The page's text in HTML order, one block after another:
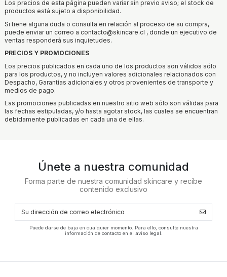
Los precios de esta página pueden variar sin previo aviso; el stock de
productos está sujeto a disponibilidad.
Si tiene alguna duda o consulta en relación al proceso de su compra,
puede enviar un correo a contacto@skincare.cl , donde un ejecutivo de
ventas responderá sus inquietudes.
PRECIOS Y PROMOCIONES
Los precios publicados en cada uno de los productos son válidos sólo
para los productos, y no incluyen valores adicionales relacionados con
Despacho, Garantías adicionales y otros provenientes de transporte y
medios de pago.
Las promociones publicadas en nuestro sitio web sólo son válidas para
las fechas estipuladas, y/o hasta agotar stock, las cuales se encuentran
debidamente publicadas en cada una de ellas.
Únete a nuestra comunidad
Forma parte de nuestra comunidad skincare y recibe
contenido exclusivo
Puede darse de baja en cualquier momento. Para ello, consulte nuestra
información de contacto en el aviso legal.